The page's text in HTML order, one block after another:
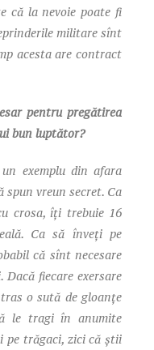
că la nevoie poate fi
militare sînt
acesta are contract
pentru pregătirea
bun luptător?
exemplu din afara
vreun secret. Ca
crosa, îți trebuie 16
Ca să înveți pe
că sînt necesare
Dacă fiecare exersare
o sută de gloanțe
le tragi în anumite
pe trăgaci, zici că știi